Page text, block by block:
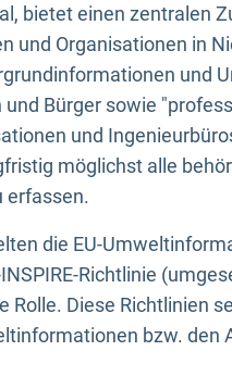
bietet einen zentralen
und Organisationen in
und
Bürger sowie
und
möglichst alle
erfassen.
die EU-
Richtlinie
Rolle. Diese Richtlinien
bzw. den